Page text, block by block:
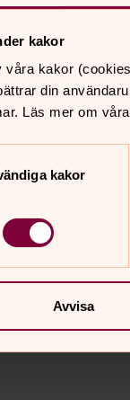
kakor
våra kakor
din
Läs mer om
kakor
Avvisa
på sidans